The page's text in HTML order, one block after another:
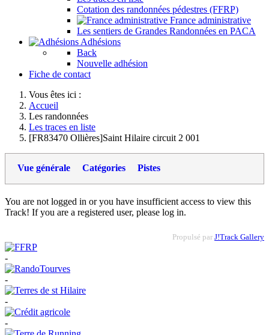
Cotation des randonnées pédestres (FFRP)
France administrative
Les sentiers de Grandes Randonnées en PACA
Adhésions
Back
Nouvelle adhésion
Fiche de contact
Vous êtes ici :
Accueil
Les randonnées
Les traces en liste
[FR83470 Ollières]Saint Hilaire circuit 2 001
Vue générale Catégories Pistes
You are not logged in or you have insufficient access to view this
Track! If you are a registered user, please log in.
Propulsé par J!Track Gallery
-
-
-
-